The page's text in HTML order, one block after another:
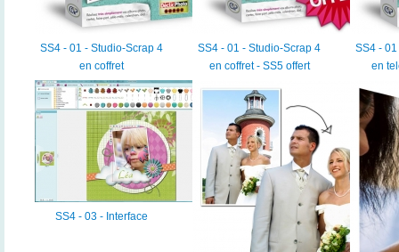
SS4 - 01 - Studio-Scrap 4
en coffret
SS4 - 01 - Studio-Scrap 4
en coffret - SS5 offert
SS4 -
en
SS4 - 03 - Interface